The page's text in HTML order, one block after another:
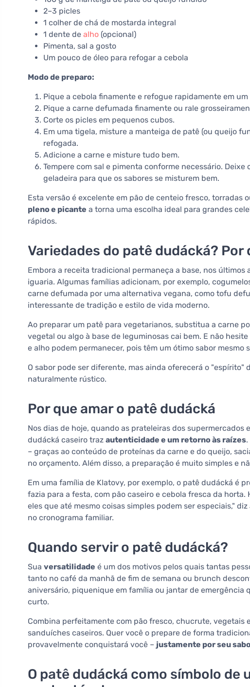
2–3 picles
1 colher de chá de mostarda integral
1 dente de alho (opcional)
Pimenta, sal a gosto
Um pouco de óleo para refogar a cebola
Modo de preparo:
Pique a cebola finamente e refogue rapidamente em
Pique a carne defumada finamente ou rale
Corte os picles em pequenos cubos.
Em uma tigela, misture a manteiga de patê (ou queijo
refogada.
Adicione a carne e misture tudo bem.
Tempere com sal e pimenta conforme necessário.
geladeira para que os sabores se misturem bem.
Esta versão é excelente em pão de centeio fresco, torradas
pleno e picante a torna uma escolha ideal para grandes
rápidos.
Variedades do patê dudácká? Por
Embora a receita tradicional permaneça a base, nos últimos
iguaria. Algumas famílias adicionam, por exemplo,
carne defumada por uma alternativa vegana, como tofu
interessante de tradição e estilo de vida moderno.
Ao preparar um patê para vegetarianos, substitua a carne
vegetal ou algo à base de leguminosas cai bem. E não
e alho podem permanecer, pois têm um ótimo sabor mesmo
O sabor pode ser diferente, mas ainda oferecerá o
naturalmente rústico.
Por que amar o patê dudácká
Nos dias de hoje, quando as prateleiras dos
dudácká caseiro traz autenticidade e um retorno às raízes
– graças ao conteúdo de proteínas da carne e do queijo,
no orçamento. Além disso, a preparação é muito simples e
Em uma família de Klatovy, por exemplo, o patê dudácká é
fazia para a festa, com pão caseiro e cebola fresca da horta.
eles que até mesmo coisas simples podem ser especiais,"
no cronograma familiar.
Quando servir o patê dudácká?
Sua versatilidade é um dos motivos pelos quais tantas
tanto no café da manhã de fim de semana ou brunch
aniversário, piquenique em família ou jantar de emergência
curto.
Combina perfeitamente com pão fresco, chucrute, vegetais
sanduíches caseiros. Quer você o prepare de forma
provavelmente conquistará você – justamente por seu
O patê dudácká como símbolo de